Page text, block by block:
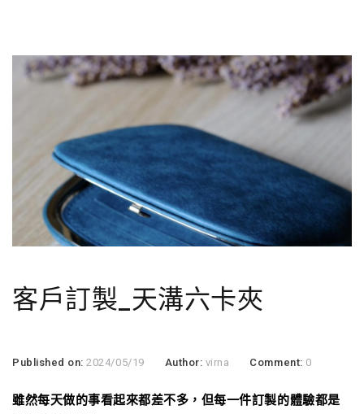
客戶訂製_天溝六卡夾
Published on:2024/05/19 Author: virna Comment: 0
雖然每天做的事看起來都差不多，但每一件訂製的體驗都是